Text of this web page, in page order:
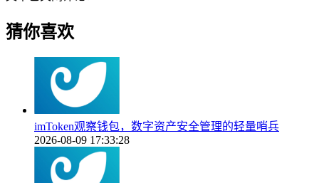
猜你喜欢
imToken观察钱包，数字资产安全管理的轻量哨兵
2026-08-09 17:33:28